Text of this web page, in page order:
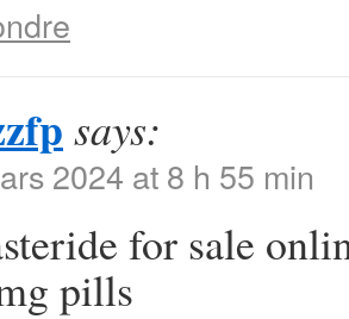
says:
2024 at 8 h 55 min
for sale
pills